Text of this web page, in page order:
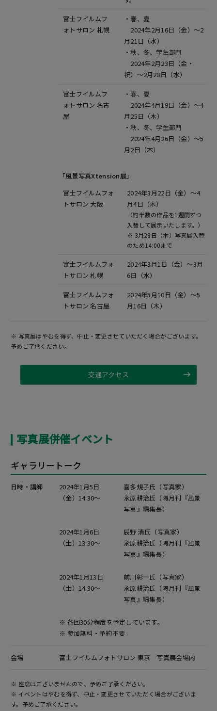
富士フイルムフ
ォトサロン 札幌
・春、夏
2024年2月16日（金）～2
月21日（水）
・秋、冬、学生部門
2024年2月23日（金・
祝）～2月28日（水）
富士フイルムフ
ォトサロン 名古
屋
・春、夏
2024年4月19日（金）～4
月25日（木）
・秋、冬、学生部門
2024年4月26日（金）～5
月2日（木）
「風景写真Xtension展」
富士フイルムフォ
トサロン 大阪
2024年3月22日（金）～4
月4日（木）
（約半数の作品を1週間ずつ
入替して展示いたします。）
※ 3月28日（木）写真展入替
のため14:00まで
富士フイルムフォ
トサロン 札幌
2024年3月1日（金）～3月
6日（水）
富士フイルムフォ
トサロン 名古屋
2024年5月10日（金）～5
月16日（木）
※ 写真展はやむを得ず、中止・変更させていただく場合がございます。
予めご了承ください。
交通アクセス
写真展併催イベント
ギャラリートーク
日時・講師
2024年1月5日
（金） 14:30～
喜多規子氏（写真家）
永原耕治氏（隔月刊『風景
写真』編集長）
2024年1月6日
（土） 13:30～
辰野 清氏（写真家）
永原耕治氏（隔月刊『風景
写真』編集長）
2024年1月13日
（土） 14:30～
前川彰一氏（写真家）
永原耕治氏（隔月刊『風景
写真』編集長）
※ 各回30分程度を予定しています。
※ 参加無料・予約不要
会場 富士フイルムフォトサロン 東京 写真展会場内
※ 座席はございませんので、予めご了承ください。
※ イベントはやむを得ず、中止・変更させていただく場合がございま
す。予めご了承ください。